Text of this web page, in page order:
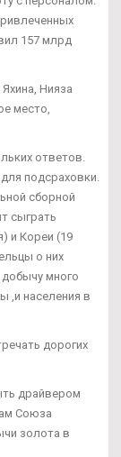
157 млрд
Нияза
место,
ответов.
подсраховки.
сборной
сыграть
и Кореи (19
о них
много
,и населения в
дорогих
драйвером
Союза
золота в